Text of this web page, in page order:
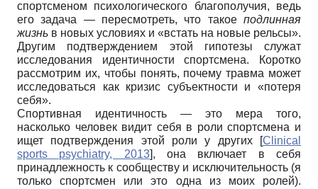
спортсменом психологического благополучия, ведь
его задача — пересмотреть, что такое подлинная
жизнь в новых условиях и «встать на новые рельсы».
Другим подтверждением этой гипотезы служат
исследования идентичности спортсмена. Коротко
рассмотрим их, чтобы понять, почему травма может
исследоваться как кризис субъектности и «потеря
себя».
Спортивная идентичность — это мера того,
насколько человек видит себя в роли спортсмена и
ищет подтверждения этой роли у других
[Clinical
sports psychiatry, 2013], она включает в себя
принадлежность к сообществу и исключительность (я
только спортсмен или это одна из моих ролей).